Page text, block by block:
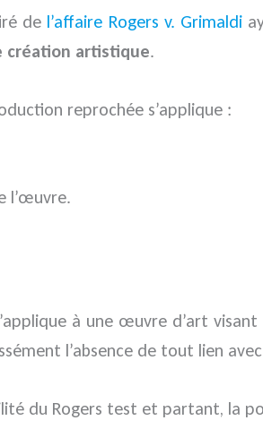
de l’affaire Rogers v. Grimaldi
création artistique.
reprochée s’applique :
l’œuvre.
à une œuvre d’art
l’absence de tout lien
du Rogers test et partant, la